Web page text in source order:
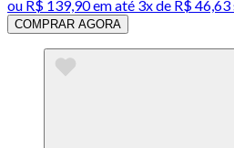
ou R$ 139,90em até 3x de R$ 46,63
COMPRAR AGORA